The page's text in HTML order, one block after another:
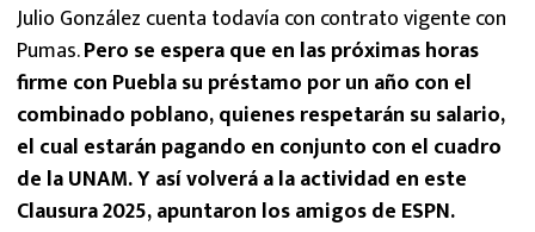
Julio González cuenta todavía con contrato vigente con
Pumas.Pero se espera que en las próximas horas
firme con Puebla su préstamo por un año con el
combinado poblano, quienes respetarán su salario,
el cual estarán pagando en conjunto con el cuadro
de la UNAM. Y así volverá a la actividad en este
Clausura 2025, apuntaron los amigos de ESPN.